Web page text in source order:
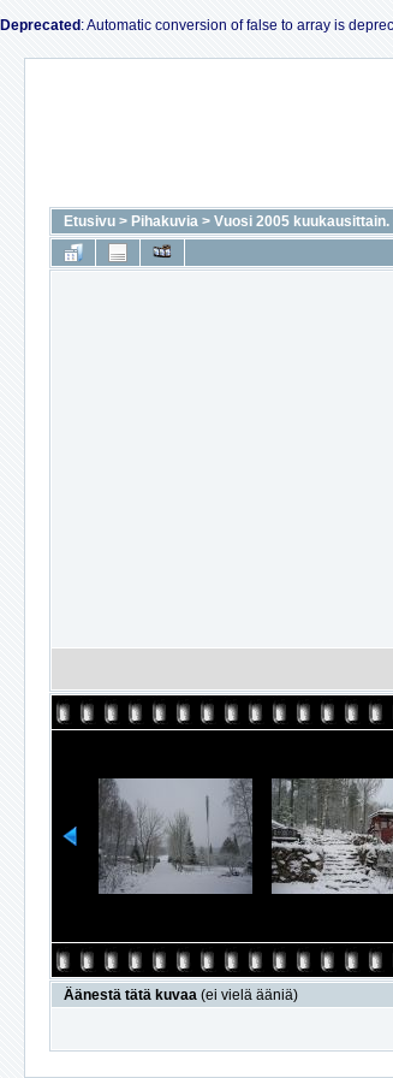
Deprecated : Automatic conversion of false to array is
Etusivu > Pihakuvia > Vuosi 2005 kuukausittain.
Äänestä tätä kuvaa (ei vielä ääniä)